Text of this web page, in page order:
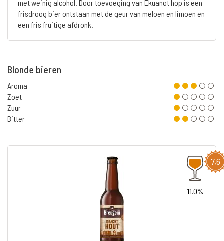
met weinig alcohol. Door toevoeging van Ekuanot hop is een
frisdroog bier ontstaan met de geur van meloen en limoen en
een fris fruitige afdronk.
Blonde bieren
Aroma
Zoet
Zuur
Bitter
7,6
11.0%